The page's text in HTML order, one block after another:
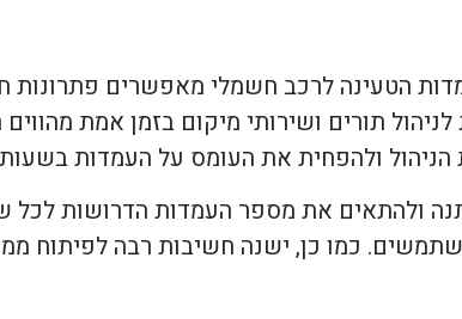
הטעינה לרכב חשמלי מאפשרים פתרונות
תורים ושירותי מיקום בזמן אמת
ולהתאים את מספר העמדות הדרושות לכל
כמו כן, ישנה חשיבות רבה לפיתוח